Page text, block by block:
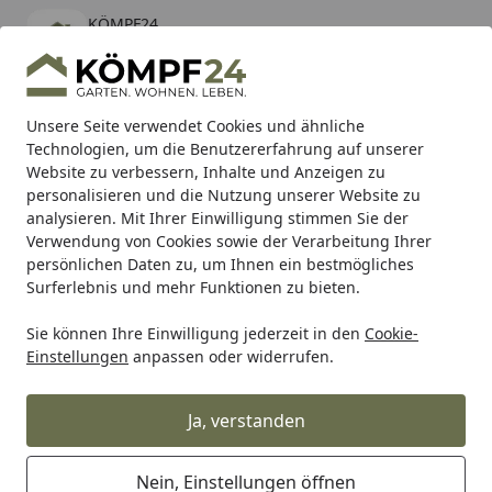
Unsere Seite verwendet Cookies und ähnliche
Technologien, um die Benutzererfahrung auf unserer
Website zu verbessern, Inhalte und Anzeigen zu
personalisieren und die Nutzung unserer Website zu
analysieren. Mit Ihrer Einwilligung stimmen Sie der
Verwendung von Cookies sowie der Verarbeitung Ihrer
persönlichen Daten zu, um Ihnen ein bestmögliches
Surferlebnis und mehr Funktionen zu bieten.
Sie können Ihre Einwilligung jederzeit in den Cookie-
Einstellungen anpassen oder widerrufen.
Ja, verstanden
Nein, Einstellungen öffnen
KÖMPF24
kostenlos - Im App Store
Hotline
Alle Produkte
Mein Konto
Suchen
Karibu Pools inkl. gratis Sandfilteranlage & Pool-
Starterset (Gesamtwert bis 468,99€)
Startseite
Garten Gartenmöbel Gartenmöbel Sets Edelstahl
Edelstahl Gartenmöbel Sets
Ihre Artikelübersicht